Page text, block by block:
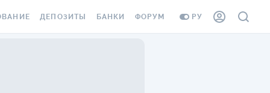
РУ
ДЕПОЗИТЫ БАНКИ ФОРУМ